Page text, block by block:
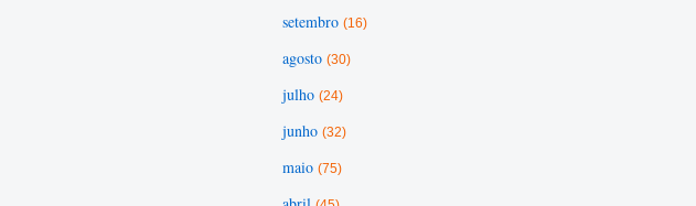
setembro (16)
agosto (30)
julho (24)
junho (32)
maio (75)